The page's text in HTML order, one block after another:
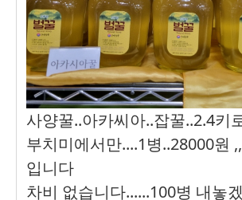
사양꿀..아카씨아..잡꿀..2.4키
부치미에서만....1병..28000원
입니다
차비 없습니다......100병 내놓